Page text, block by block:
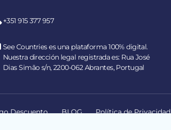
+351 915 377 957
See Countries es una plataforma 100% digital.
Nuestra dirección legal registrada es: Rua José
Dias Simão s/n, 2200-062 Abrantes, Portugal
Descuento BLOG Política de Privacidad